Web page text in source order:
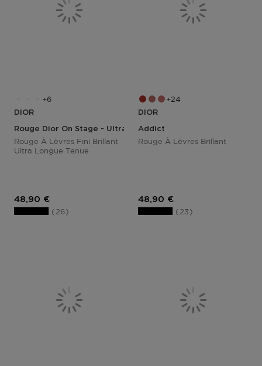
6
DIOR
Rouge Dior On Stage - Ultra Longwear Shine Lipstick
Rouge À Lèvres Fini Brillant
Ultra Longue Tenue
Prix du produit
48,90 €
26
24
DIOR
Addict
Rouge À Lèvres Brillant
Prix du produit
48,90 €
23